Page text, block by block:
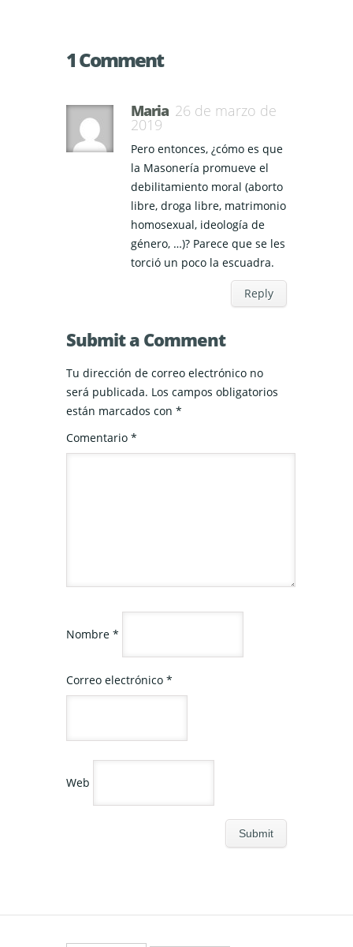
1 Comment
Maria 26 de marzo de
2019
Pero entonces, ¿cómo es que
la Masonería promueve el
debilitamiento moral (aborto
libre, droga libre, matrimonio
homosexual, ideología de
género, …)? Parece que se les
torció un poco la escuadra.
Reply
Submit a Comment
Tu dirección de correo electrónico no
será publicada. Los campos obligatorios
están marcados con *
Comentario *
Nombre *
Correo electrónico *
Web